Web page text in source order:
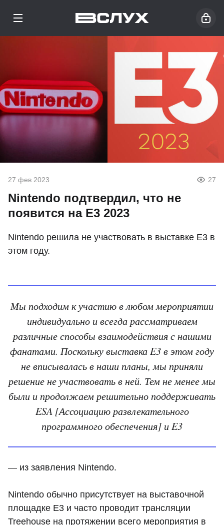
27 фев 2023 27
Nintendo подтвердил, что не
появится на E3 2023
Nintendo решила не участвовать в выставке E3 в
этом году.
Мы подходим к участию в любом мероприятии
индивидуально и всегда рассматриваем
различные способы взаимодействия с нашими
фанатами. Поскольку выставка E3 в этом году
не вписывалась в наши планы, мы приняли
решение не участвовать в ней. Тем не менее мы
были и продолжаем решительно поддерживать
ESA [Ассоциацию развлекательного
программного обеспечения] и E3
— из заявления Nintendo.
Nintendo обычно присутствует на выставочной
площадке E3 и часто проводит трансляции
Treehouse на протяжении всего мероприятия в